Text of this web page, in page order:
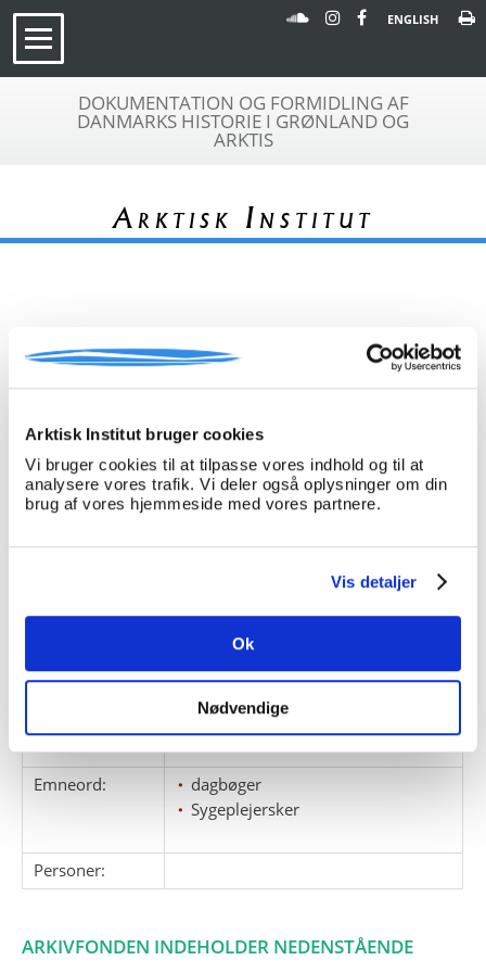
Arktisk Institut bruger cookies
Vi bruger cookies til at tilpasse vores indhold og til at
analysere vores trafik. Vi deler også oplysninger om din
brug af vores hjemmeside med vores partnere.
Vis detaljer
Ok
Nødvendige
ENGLISH
DOKUMENTATION OG FORMIDLING AF
DANMARKS HISTORIE I GRØNLAND OG
ARKTIS
Arktisk Institut
Arkivfond
Beskrivelse:
Dagbog med billeder fra 1965-1967,
hvor Lisbeth Bartholdy var
sygeplejerske i Fiskenæsset. Se også
fotosamlingen acc.nr. 2015-025.
kontakt arkivchef.
Ingen note registreret
Henvisninger
fonde:
, Rolf Kjellström
Emneord:
dagbøger
Sygeplejersker
Personer:
ARKIVFONDEN INDEHOLDER NEDENSTÅENDE